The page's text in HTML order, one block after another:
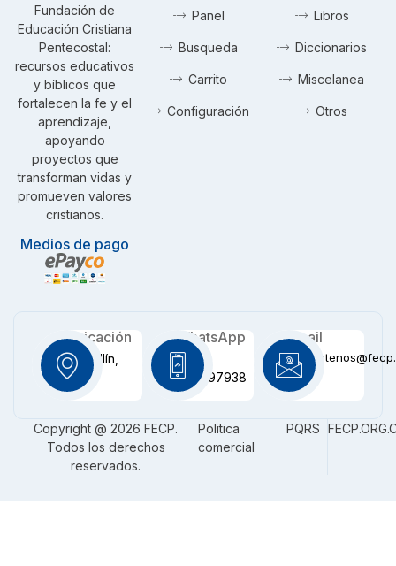
Fundación de
Educación Cristiana
Pentecostal:
recursos educativos
y bíblicos que
fortalecen la fe y el
aprendizaje,
apoyando
proyectos que
transforman vidas y
promueven valores
cristianos.
Medios de pago
Panel
Busqueda
Carrito
Configuración
Libros
Diccionarios
Miscelanea
Otros
Ubicación
Medellín,
CO
WhatsApp
+57
3116097938
Email
Copyright @ 2026 FECP.
Todos los derechos
reservados.
Politica
comercial
PQRS